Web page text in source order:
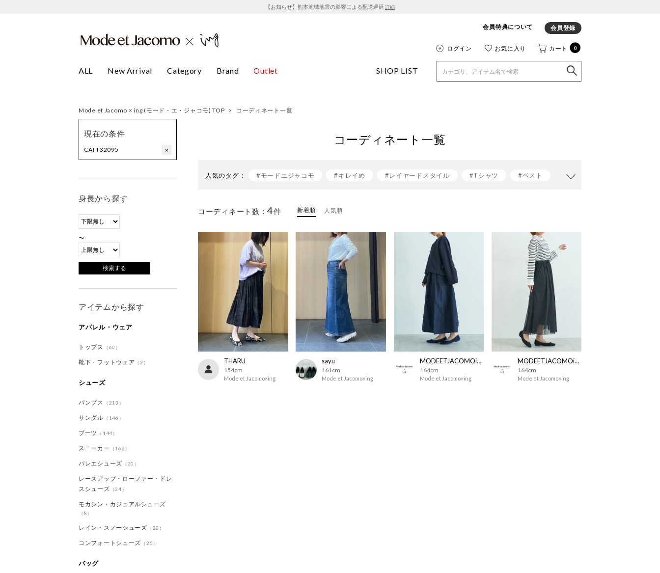
【お知らせ】熊本地域地震の影響による配送遅延 詳細
会員特典について 会員登録
ログイン お気に入り カート 0
ALL New Arrival Category Brand Outlet SHOP LIST
Mode et Jacomo × ing (モード・エ・ジャコモ) TOP > コーディネート一覧
現在の条件
CATT32095 ×
身長から探す
〜
アイテムから探す
アパレル・ウェア
トップス （60）
靴下・フットウェア （2）
シューズ
パンプス （213）
サンダル （146）
ブーツ （144）
スニーカー （166）
バレエシューズ （20）
レースアップ・ローファー・ドレ
スシューズ （34）
モカシン・カジュアルシューズ
（8）
レイン・スノーシューズ （22）
コンフォートシューズ （25）
バッグ
コーディネート一覧
人気のタグ： #モードエジャコモ #キレイめ #レイヤードスタイル #Tシャツ
#ベスト
コーディネート数：4件 新着順 人気順
THARU
154cm
Mode et Jacomo×ing
sayu
161cm
Mode et Jacomo×ing
MODEETJACOMOingSTAFF
164cm
Mode et Jacomo×ing
MODEETJACOMOingSTAFF
164cm
Mode et Jacomo×ing